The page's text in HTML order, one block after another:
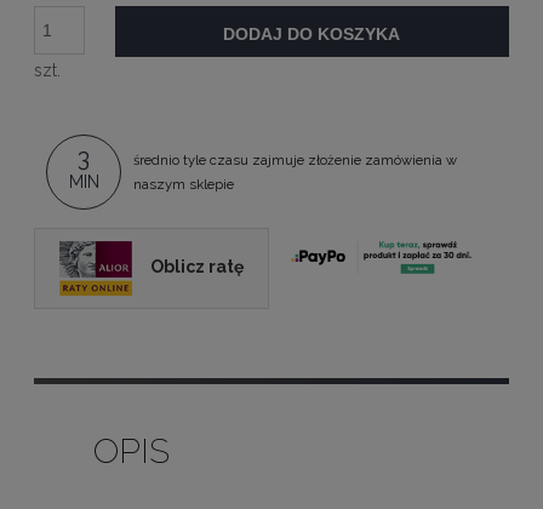
szt.
DODAJ DO KOSZYKA
3
MIN
średnio tyle czasu zajmuje złożenie zamówienia w
naszym sklepie
Oblicz ratę
OPIS